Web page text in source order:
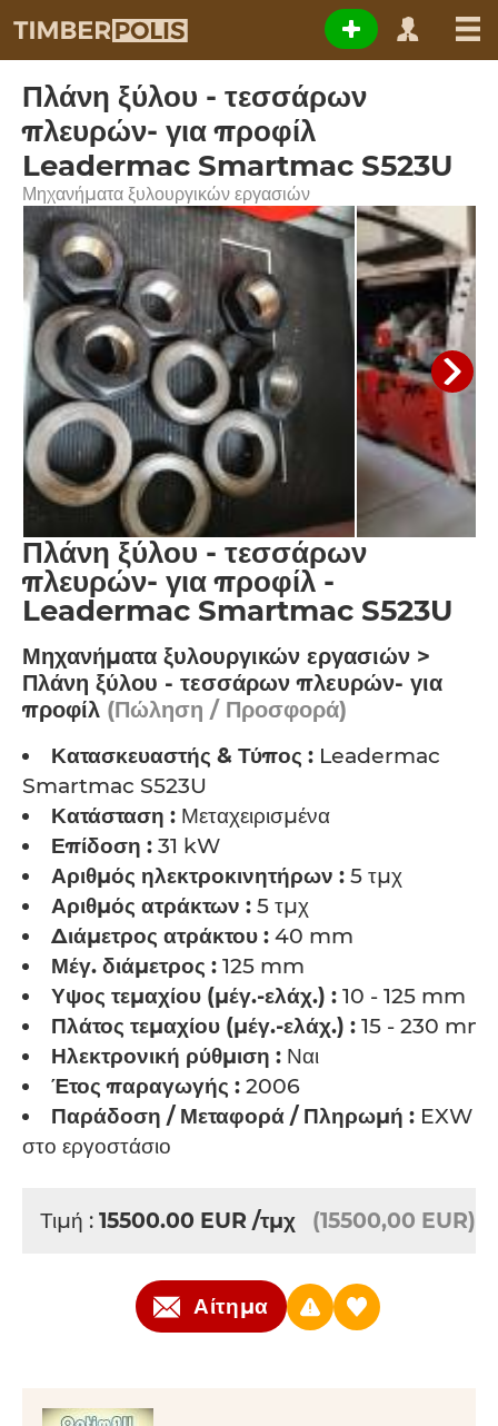
Πλάνη ξύλου - τεσσάρων
πλευρών- για προφίλ
Leadermac Smartmac S523U
Μηχανήματα ξυλουργικών εργασιών
Πλάνη ξύλου - τεσσάρων
πλευρών- για προφίλ -
Leadermac Smartmac S523U
Μηχανήματα ξυλουργικών εργασιών >
Πλάνη ξύλου - τεσσάρων πλευρών- για
προφίλ (Πώληση / Προσφορά)
Κατασκευαστής & Τύπος : Leadermac
Smartmac S523U
Κατάσταση : Μεταχειρισμένα
Επίδοση : 31 kW
Αριθμός ηλεκτροκινητήρων : 5 τμχ
Αριθμός ατράκτων : 5 τμχ
Διάμετρος ατράκτου : 40 mm
Μέγ. διάμετρος : 125 mm
Υψος τεμαχίου (μέγ.-ελάχ.) : 10 - 125 mm
Πλάτος τεμαχίου (μέγ.-ελάχ.) : 15 - 230 mm
Ηλεκτρονική ρύθμιση : Ναι
Έτος παραγωγής : 2006
Παράδοση / Μεταφορά / Πληρωμή : EXW -
στο εργοστάσιο
Τιμή : 15500.00 EUR /τμχ (15500,00 EUR)
Αίτημα